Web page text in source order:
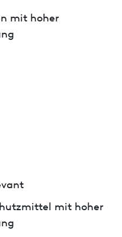
mit hoher
mit hoher